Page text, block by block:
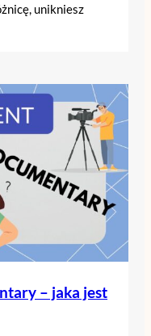
unikniesz
– jaka jest